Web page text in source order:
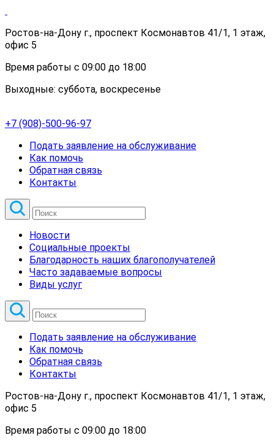
Ростов-на-Дону г., проспект Космонавтов 41/1, 1 этаж,
офис 5
Время работы с 09:00 до 18:00
Выходные: суббота, воскресенье
+7 (908)-500-96-97
Подать заявление на обслуживание
Как помочь
Обратная связь
Контакты
Новости
Социальные проекты
Благодарность наших благополучателей
Часто задаваемые вопросы
Виды услуг
Подать заявление на обслуживание
Как помочь
Обратная связь
Контакты
Ростов-на-Дону г., проспект Космонавтов 41/1, 1 этаж,
офис 5
Время работы с 09:00 до 18:00